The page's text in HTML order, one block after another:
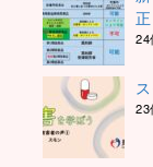
正
24
23